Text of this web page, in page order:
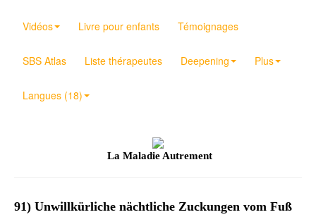
Vidéos Livre pour enfants Témoignages
SBS Atlas Liste thérapeutes Deepening Plus
Langues (18)
La Maladie Autrement
91) Unwillkürliche nächtliche Zuckungen vom Fuß